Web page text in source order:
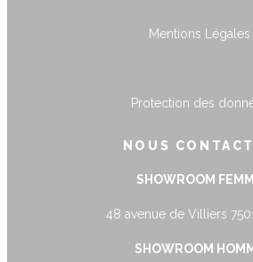
Mentions Légales
Protection des
NOUS
SHOWROOM
48 avenue de Villiers
SHOWROOM